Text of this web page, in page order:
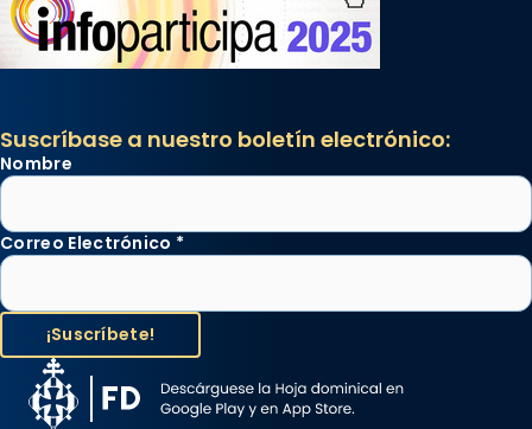
Suscríbase a nuestro boletín electrónico:
Nombre
Correo Electrónico *